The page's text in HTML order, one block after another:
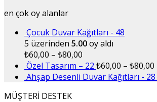
en çok oy alanlar
Çocuk Duvar Kağıtları - 48
5 üzerinden 5.00oy aldı
₺60,00 – ₺80,00
Özel Tasarım – 22 ₺60,00 – ₺80,00
Ahşap Desenli Duvar Kağıtları - 28
MÜŞTERİ DESTEK